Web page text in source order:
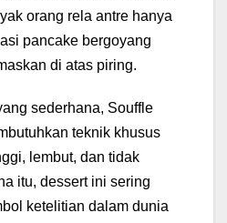
orang rela antre hanya
pancake bergoyang
di atas piring.
sederhana, Souffle
teknik khusus
lembut, dan tidak
itu, dessert ini sering
ketelitian dalam dunia